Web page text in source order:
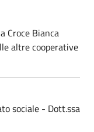
Croce Bianca
altre cooperative
sociale - Dott.ssa